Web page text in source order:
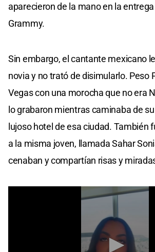
aparecieron de la mano en la
Grammy.
Sin embargo, el cantante mexicano
novia y no trató de disimularlo. Peso
Vegas con una morocha que no era
lo grabaron mientras caminaba de
lujoso hotel de esa ciudad. También
a la misma joven, llamada Sahar
cenaban y compartían risas y